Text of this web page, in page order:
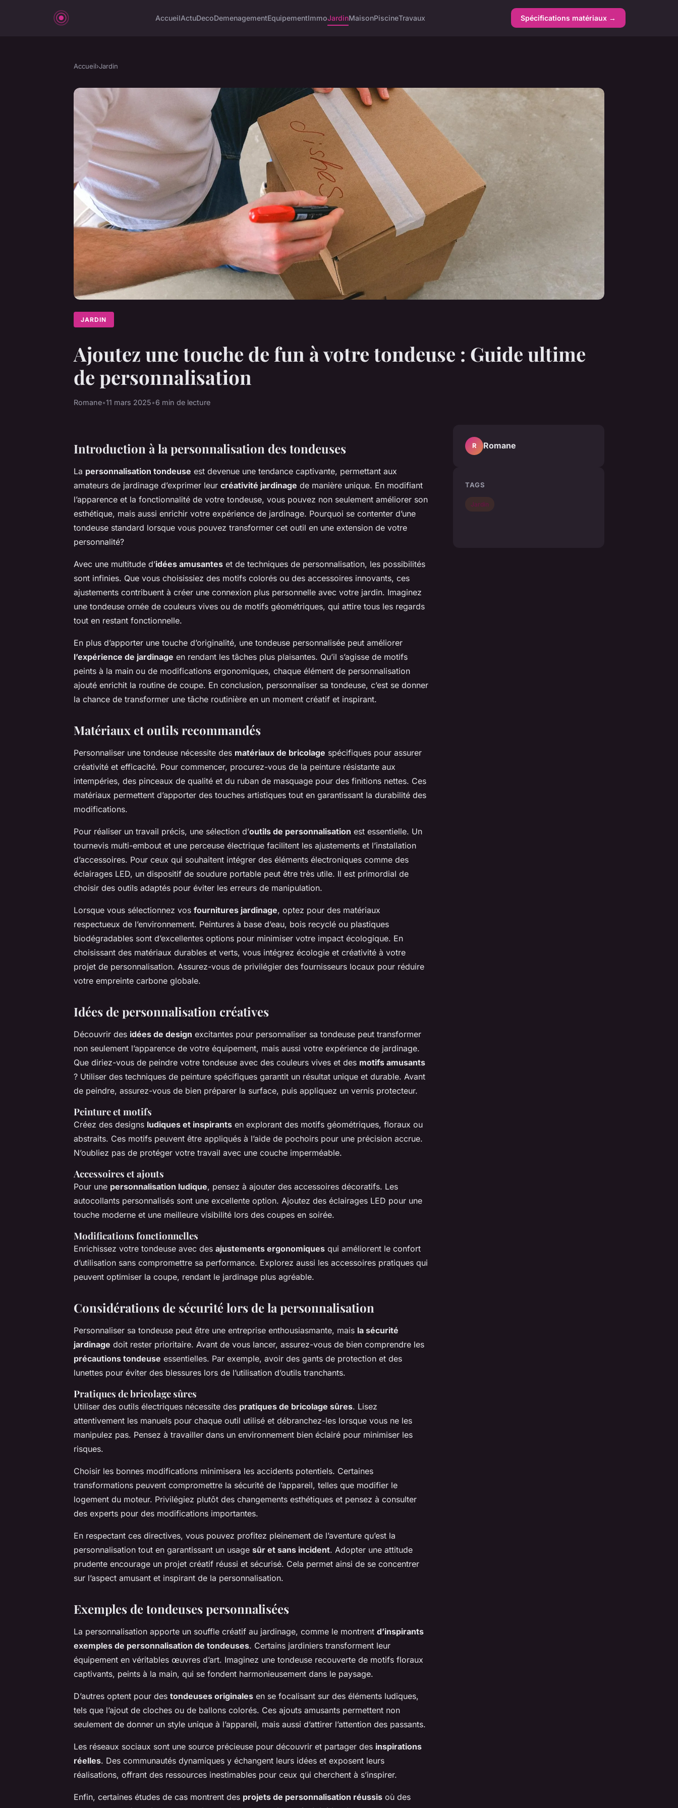
AccueilActuDecoDemenagementEquipementImmoJardinMaisonPiscineTravaux Spécifications matériaux →
Accueil›Jardin
JARDIN
Ajoutez une touche de fun à votre tondeuse : Guide ultime
de personnalisation
Romane•11 mars 2025•6 min de lecture
Introduction à la personnalisation des tondeuses
La personnalisation tondeuse est devenue une tendance captivante, permettant aux
amateurs de jardinage d’exprimer leur créativité jardinage de manière unique. En modifiant
l’apparence et la fonctionnalité de votre tondeuse, vous pouvez non seulement améliorer son
esthétique, mais aussi enrichir votre expérience de jardinage. Pourquoi se contenter d’une
tondeuse standard lorsque vous pouvez transformer cet outil en une extension de votre
personnalité?
Avec une multitude d’idées amusantes et de techniques de personnalisation, les possibilités
sont infinies. Que vous choisissiez des motifs colorés ou des accessoires innovants, ces
ajustements contribuent à créer une connexion plus personnelle avec votre jardin. Imaginez
une tondeuse ornée de couleurs vives ou de motifs géométriques, qui attire tous les regards
tout en restant fonctionnelle.
En plus d’apporter une touche d’originalité, une tondeuse personnalisée peut améliorer
l’expérience de jardinage en rendant les tâches plus plaisantes. Qu’il s’agisse de motifs
peints à la main ou de modifications ergonomiques, chaque élément de personnalisation
ajouté enrichit la routine de coupe. En conclusion, personnaliser sa tondeuse, c’est se donner
la chance de transformer une tâche routinière en un moment créatif et inspirant.
Matériaux et outils recommandés
Personnaliser une tondeuse nécessite des matériaux de bricolage spécifiques pour assurer
créativité et efficacité. Pour commencer, procurez-vous de la peinture résistante aux
intempéries, des pinceaux de qualité et du ruban de masquage pour des finitions nettes. Ces
matériaux permettent d’apporter des touches artistiques tout en garantissant la durabilité des
modifications.
Pour réaliser un travail précis, une sélection d’outils de personnalisation est essentielle. Un
tournevis multi-embout et une perceuse électrique facilitent les ajustements et l’installation
d’accessoires. Pour ceux qui souhaitent intégrer des éléments électroniques comme des
éclairages LED, un dispositif de soudure portable peut être très utile. Il est primordial de
choisir des outils adaptés pour éviter les erreurs de manipulation.
Lorsque vous sélectionnez vos fournitures jardinage, optez pour des matériaux
respectueux de l’environnement. Peintures à base d’eau, bois recyclé ou plastiques
biodégradables sont d’excellentes options pour minimiser votre impact écologique. En
choisissant des matériaux durables et verts, vous intégrez écologie et créativité à votre
projet de personnalisation. Assurez-vous de privilégier des fournisseurs locaux pour réduire
votre empreinte carbone globale.
Idées de personnalisation créatives
Découvrir des idées de design excitantes pour personnaliser sa tondeuse peut transformer
non seulement l’apparence de votre équipement, mais aussi votre expérience de jardinage.
Que diriez-vous de peindre votre tondeuse avec des couleurs vives et des motifs amusants
? Utiliser des techniques de peinture spécifiques garantit un résultat unique et durable. Avant
de peindre, assurez-vous de bien préparer la surface, puis appliquez un vernis protecteur.
Peinture et motifs
Créez des designs ludiques et inspirants en explorant des motifs géométriques, floraux ou
abstraits. Ces motifs peuvent être appliqués à l’aide de pochoirs pour une précision accrue.
N’oubliez pas de protéger votre travail avec une couche imperméable.
Accessoires et ajouts
Pour une personnalisation ludique, pensez à ajouter des accessoires décoratifs. Les
autocollants personnalisés sont une excellente option. Ajoutez des éclairages LED pour une
touche moderne et une meilleure visibilité lors des coupes en soirée.
Modifications fonctionnelles
Enrichissez votre tondeuse avec des ajustements ergonomiques qui améliorent le confort
d’utilisation sans compromettre sa performance. Explorez aussi les accessoires pratiques qui
peuvent optimiser la coupe, rendant le jardinage plus agréable.
Considérations de sécurité lors de la personnalisation
Personnaliser sa tondeuse peut être une entreprise enthousiasmante, mais la sécurité
jardinage doit rester prioritaire. Avant de vous lancer, assurez-vous de bien comprendre les
précautions tondeuse essentielles. Par exemple, avoir des gants de protection et des
lunettes pour éviter des blessures lors de l’utilisation d’outils tranchants.
Pratiques de bricolage sûres
Utiliser des outils électriques nécessite des pratiques de bricolage sûres. Lisez
attentivement les manuels pour chaque outil utilisé et débranchez-les lorsque vous ne les
manipulez pas. Pensez à travailler dans un environnement bien éclairé pour minimiser les
risques.
Choisir les bonnes modifications minimisera les accidents potentiels. Certaines
transformations peuvent compromettre la sécurité de l’appareil, telles que modifier le
logement du moteur. Privilégiez plutôt des changements esthétiques et pensez à consulter
des experts pour des modifications importantes.
En respectant ces directives, vous pouvez profitez pleinement de l’aventure qu’est la
personnalisation tout en garantissant un usage sûr et sans incident. Adopter une attitude
prudente encourage un projet créatif réussi et sécurisé. Cela permet ainsi de se concentrer
sur l’aspect amusant et inspirant de la personnalisation.
Exemples de tondeuses personnalisées
La personnalisation apporte un souffle créatif au jardinage, comme le montrent d’inspirants
exemples de personnalisation de tondeuses. Certains jardiniers transforment leur
équipement en véritables œuvres d’art. Imaginez une tondeuse recouverte de motifs floraux
captivants, peints à la main, qui se fondent harmonieusement dans le paysage.
D’autres optent pour des tondeuses originales en se focalisant sur des éléments ludiques,
tels que l’ajout de cloches ou de ballons colorés. Ces ajouts amusants permettent non
seulement de donner un style unique à l’appareil, mais aussi d’attirer l’attention des passants.
Les réseaux sociaux sont une source précieuse pour découvrir et partager des inspirations
réelles. Des communautés dynamiques y échangent leurs idées et exposent leurs
réalisations, offrant des ressources inestimables pour ceux qui cherchent à s’inspirer.
Enfin, certaines études de cas montrent des projets de personnalisation réussis où des
R Romane
TAGS
Jardin